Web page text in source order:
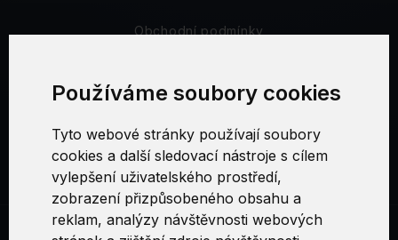
Používáme soubory cookies
Tyto webové stránky používají soubory
cookies a další sledovací nástroje s cílem
vylepšení uživatelského prostředí,
zobrazení přizpůsobeného obsahu a
reklam, analýzy návštěvnosti webových
Obchodní podmínky
Nastavení cookies